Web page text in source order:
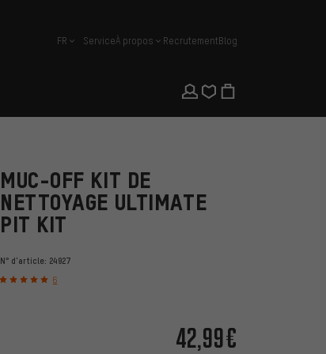
français
FR ServiceÀ propos RecrutementBlog
MUC-OFF KIT DE
NETTOYAGE ULTIMATE
PIT KIT
N° d'article: 24927
6
42,99€